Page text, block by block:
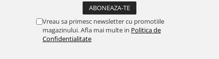
Vreau sa primesc newsletter cu promotiile
magazinului. Afla mai multe in Politica de
Confidentialitate